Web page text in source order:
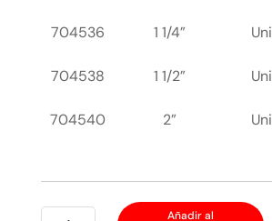
704536 1 1/4” Uni
704538 1 1/2” Uni
704540 2” Uni
Añadir al